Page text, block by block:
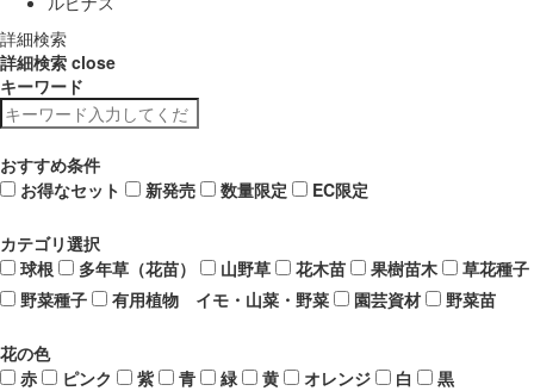
詳細検索
詳細検索 close
キーワード
おすすめ条件
お得なセット
新発売 数量限定 EC限定
カテゴリ選択
球根
多年草（花苗） 山野草 花木苗 果樹苗木
草花種子
野菜種子
有用植物 イモ・山菜・野菜 園芸資材 野菜苗
花の色
赤
ピンク 紫 青 緑 黄 オレンジ 白
黒